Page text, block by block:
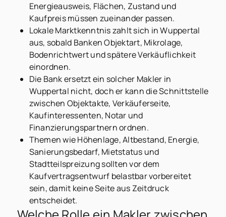
Energieausweis, Flächen, Zustand und
Kaufpreis müssen zueinander passen.
Lokale Marktkenntnis zahlt sich in Wuppertal
aus, sobald Banken Objektart, Mikrolage,
Bodenrichtwert und spätere Verkäuflichkeit
einordnen.
Die Bank ersetzt ein solcher Makler in
Wuppertal nicht, doch er kann die Schnittstelle
zwischen Objektakte, Verkäuferseite,
Kaufinteressenten, Notar und
Finanzierungspartnern ordnen.
Themen wie Höhenlage, Altbestand, Energie,
Sanierungsbedarf, Mietstatus und
Stadtteilspreizung sollten vor dem
Kaufvertragsentwurf belastbar vorbereitet
sein, damit keine Seite aus Zeitdruck
entscheidet.